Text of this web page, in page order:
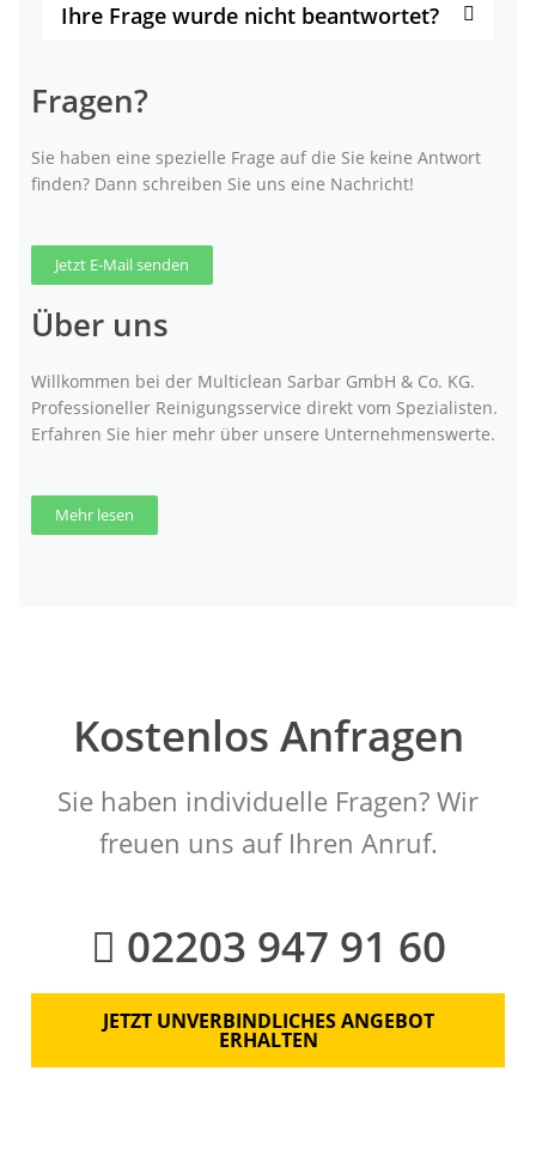
Ihre Frage wurde nicht beantwortet?
Fragen?
Sie haben eine spezielle Frage auf die Sie keine Antwort
finden? Dann schreiben Sie uns eine Nachricht!
Jetzt E-Mail senden
Über uns
Willkommen bei der Multiclean Sarbar GmbH & Co. KG.
Professioneller Reinigungsservice direkt vom Spezialisten.
Erfahren Sie hier mehr über unsere Unternehmenswerte.
Mehr lesen
Kostenlos Anfragen
Sie haben individuelle Fragen? Wir
freuen uns auf Ihren Anruf.
02203 947 91 60
JETZT UNVERBINDLICHES ANGEBOT
ERHALTEN